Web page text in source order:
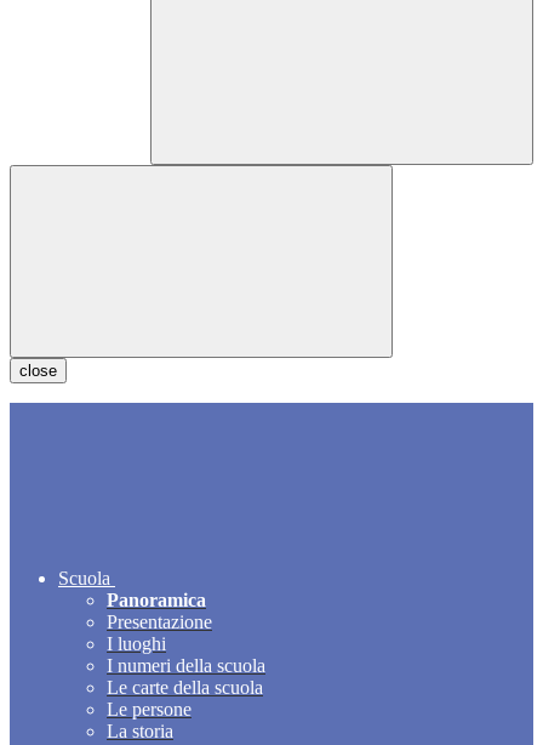
close
Scuola
Panoramica
Presentazione
I luoghi
I numeri della scuola
Le carte della scuola
Le persone
La storia